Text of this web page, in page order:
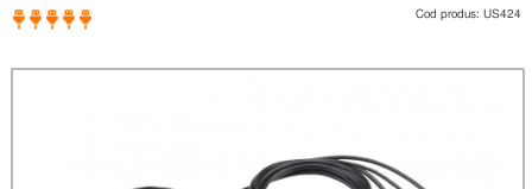
Cod produs: US424